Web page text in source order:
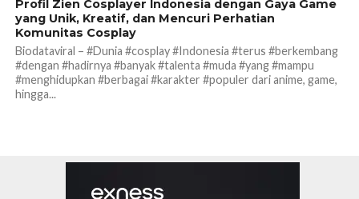
Profil Zien Cosplayer Indonesia dengan Gaya Game
yang Unik, Kreatif, dan Mencuri Perhatian
Komunitas Cosplay
Biodataviral – #Dunia #cosplay #Indonesia #terus #berkembang
#dengan #hadirnya #banyak #talenta #muda #yang #mampu
#menghidupkan #berbagai #karakter #populer dari anime, game,
hingga...